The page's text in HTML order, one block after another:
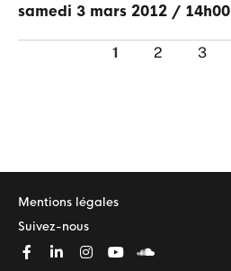
samedi 3 mars 2012 / 14h00
1 2 3
Mentions légales
Suivez-nous